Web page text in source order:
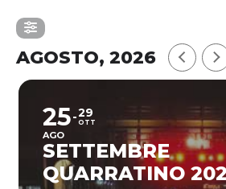
AGOSTO, 2026
25
AGO
29
OTT
SETTEMBRE
QUARRATINO